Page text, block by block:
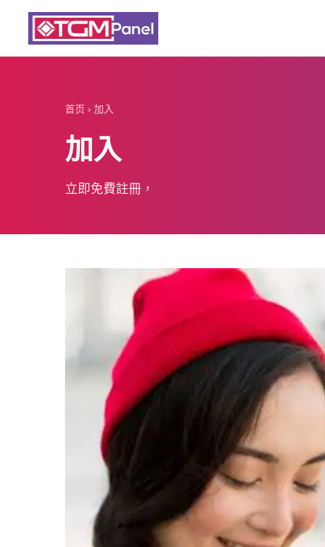
首页›加入
加入
立即免費註冊，